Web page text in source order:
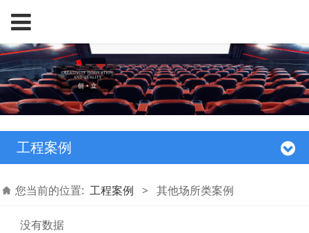
工程案例
您当前的位置: 工程案例 > 其他场所类案例
没有数据